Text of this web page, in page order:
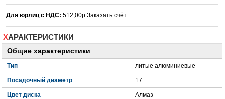
Для юрлиц с НДС: 512,00рЗаказать счёт
ХАРАКТЕРИСТИКИ
Общие характеристики
Тип литые алюминиевые
Посадочный диаметр 17
Цвет диска Алмаз